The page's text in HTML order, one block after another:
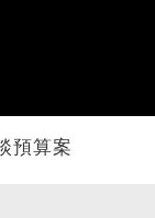
預算案